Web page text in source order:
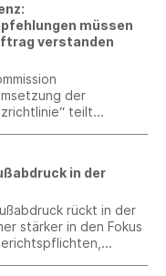
müssen
verstanden
der
teilt
überführt werden.
in der
rückt in der
stärker in den Fokus